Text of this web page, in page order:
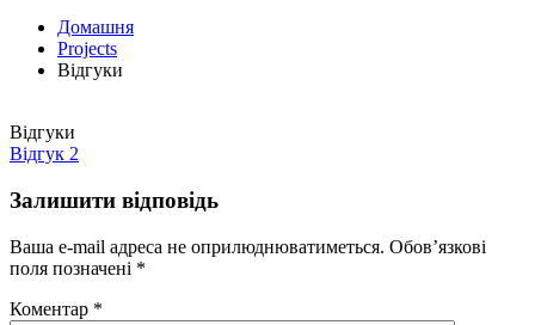
Домашня
Projects
Відгуки
Відгуки
Навігація
записів
Відгук 2
Залишити відповідь
Ваша e-mail адреса не оприлюднюватиметься. Обов’язкові
поля позначені *
Коментар *